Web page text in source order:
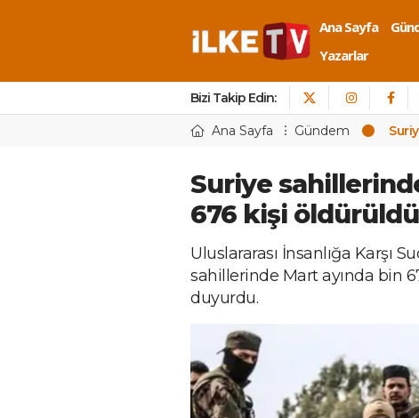
Ana Sayfa
Yazarlar
Bizi Takip Edin:
Ana Sayfa Gündem
Suriye
676 kişi öldürüldü
Uluslararası İnsanlığa Karşı
sahillerinde Mart ayında bin
duyurdu.